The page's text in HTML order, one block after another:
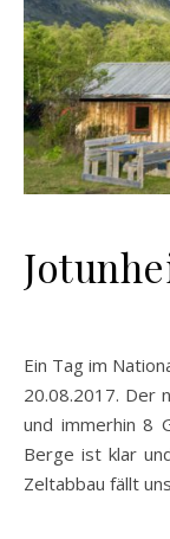
Ein Tag im Nationalpark Jotunheimen und Rondane Sonntag,
20.08.2017. Der
und immerhin 8
Berge ist klar
Zeltabbau fällt